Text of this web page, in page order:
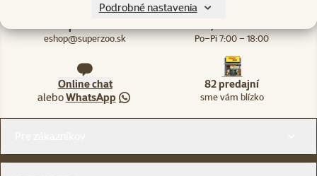
Podrobné nastavenia
eshop@superzoo.sk Po–Pi 7:00 – 18:00
Online chat
aleboWhatsApp
82 predajní
sme vám blízko